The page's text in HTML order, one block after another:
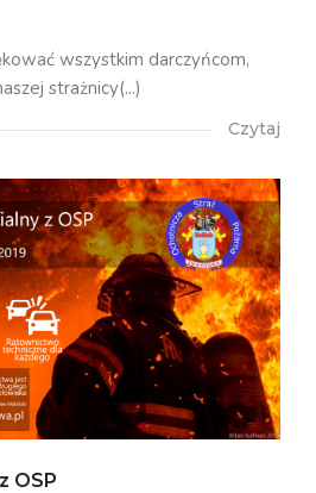
wszystkim darczyńcom,
strażnicy(...)
Czytaj
OSP